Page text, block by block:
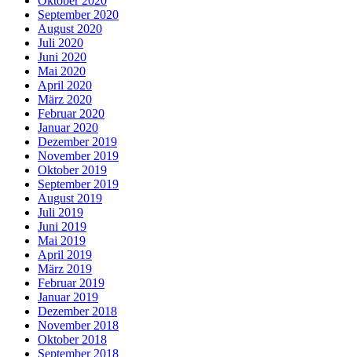
September 2020
August 2020
Juli 2020
Juni 2020
Mai 2020
April 2020
März 2020
Februar 2020
Januar 2020
Dezember 2019
November 2019
Oktober 2019
September 2019
August 2019
Juli 2019
Juni 2019
Mai 2019
April 2019
März 2019
Februar 2019
Januar 2019
Dezember 2018
November 2018
Oktober 2018
September 2018